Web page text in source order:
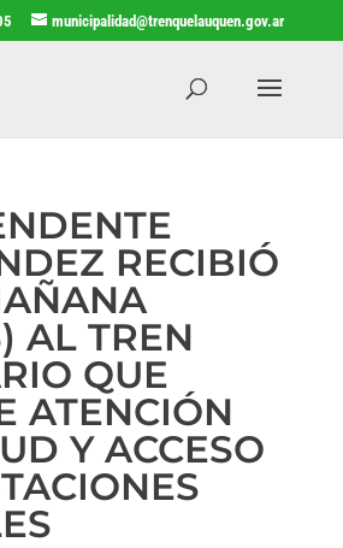
municipalidad@trenquelauquen.gov.ar
RECIBIÓ
AL TREN
QUE
ATENCIÓN
Y ACCESO